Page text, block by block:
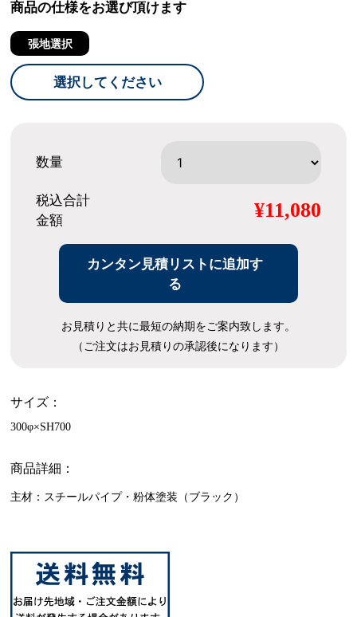
商品の仕様をお選び頂けます
張地選択
選択してください
数量
税込合計
金額
¥11,080
カンタン見積リストに追加す
る
お見積りと共に最短の納期をご案内致します。
（ご注文はお見積りの承認後になります）
サイズ：
300φ×SH700
商品詳細：
主材：スチールパイプ・粉体塗装（ブラック）